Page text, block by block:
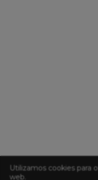
Utilizamos cookies para
web.